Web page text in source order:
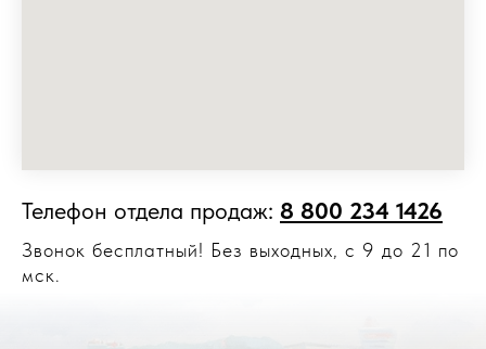
Телефон отдела продаж: 8 800 234 1426
Звонок бесплатный! Без выходных, с 9 до 21 по
мск.